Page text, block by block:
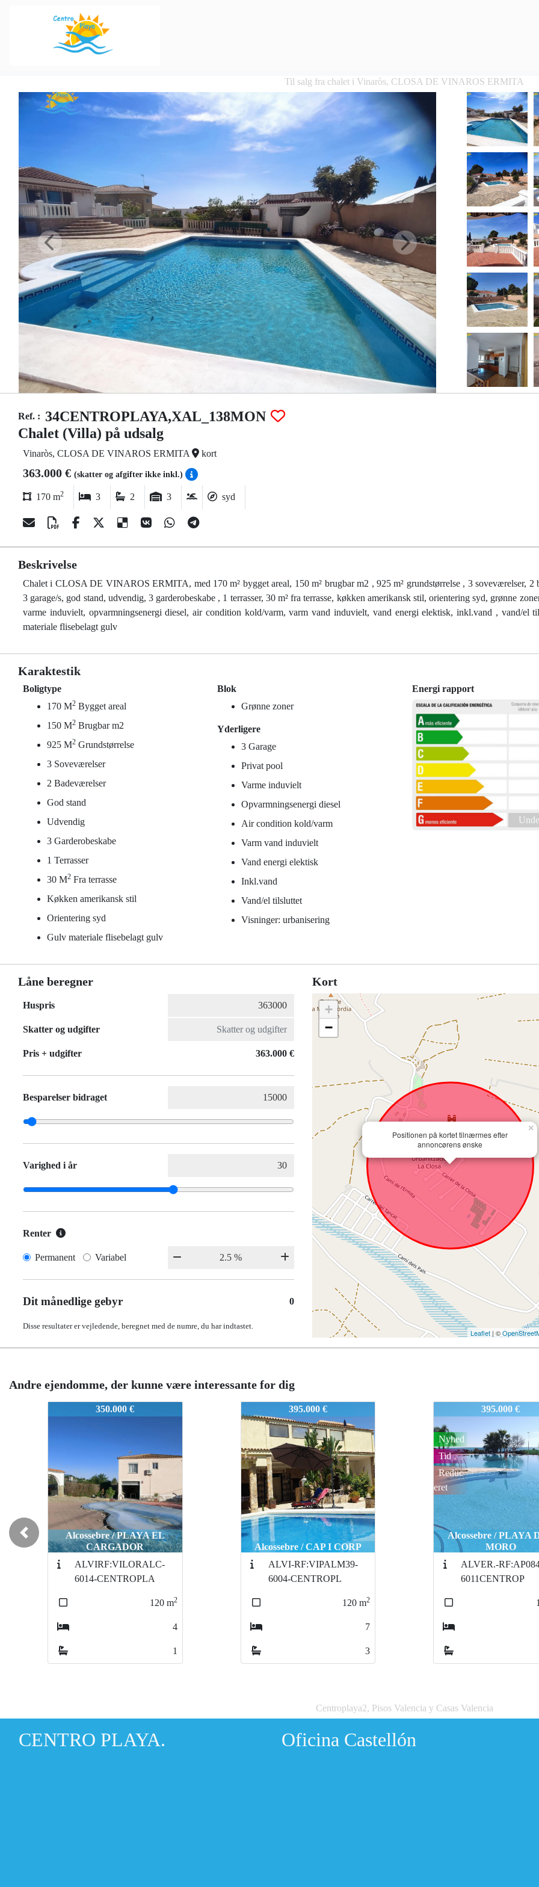
Til salg fra chalet i Vinaròs, CLOSA DE VINAROS ERMITA
Ref. : 34CENTROPLAYA,XAL_138MON
Chalet (Villa) på udsalg
Vinaròs, CLOSA DE VINAROS ERMITA kort
363.000 € (skatter og afgifter ikke inkl.)
170 m2 3 2 3 syd
Beskrivelse
Chalet i CLOSA DE VINAROS ERMITA, med 170 m² bygget areal, 150 m² brugbar m2 , 925 m² grundstørrelse , 3 soveværelser, 2
3 garage/s, god stand, udvendig, 3 garderobeskabe , 1 terrasser, 30 m² fra terrasse, køkken amerikansk stil, orientering syd, grønne
varme induvielt, opvarmningsenergi diesel, air condition kold/varm, varm vand induvielt, vand energi elektisk, inkl.vand , vand/el
materiale flisebelagt gulv
Karaktestik
Boligtype
170 M2 Bygget areal
150 M2 Brugbar m2
925 M2 Grundstørrelse
3 Soveværelser
2 Badeværelser
God stand
Udvendig
3 Garderobeskabe
1 Terrasser
30 M2 Fra terrasse
Køkken amerikansk stil
Orientering syd
Gulv materiale flisebelagt gulv
Blok
Grønne zoner
Yderligere
3 Garage
Privat pool
Varme induvielt
Opvarmningsenergi diesel
Air condition kold/varm
Varm vand induvielt
Vand energi elektisk
Inkl.vand
Vand/el tilsluttet
Visninger: urbanisering
Energi rapport
Låne beregner
Huspris
Skatter og udgifter
Pris + udgifter 363.000 €
Besparelser bidraget
Varighed i år
Renter
Permanent Variabel
Dit månedlige gebyr 0
Disse resultater er vejledende, beregnet med de numre, du har indtastet.
Kort
Positionen på kortet tilnærmes efter
annoncørens ønske
×
+
−
Leaflet | ©
Andre ejendomme, der kunne være interessante for dig
34CENTROPLAYA,XAL_138MON
395.000 €
Alcossebre / CAP I CORP
ALVI-RF:VIPALM39-
6004-CENTROPL
120 m2
7
3
34CENTROPLAYA,XAL_138MON
395.000 €
Alcossebre / PLAYA DEL
MORO
Nyhed
Tid
Reduc
eret
ALVER.-RF:AP084A14-
6011CENTROP
110 m2
3
1
275.000 €
Peñíscola /
FON NOVA
Nyhed
Tid
Reduc
eret
-RF:6502-
Previous
Centroplaya2, Pisos Valencia y Casas Valencia
CENTRO PLAYA. Oficina Castellón